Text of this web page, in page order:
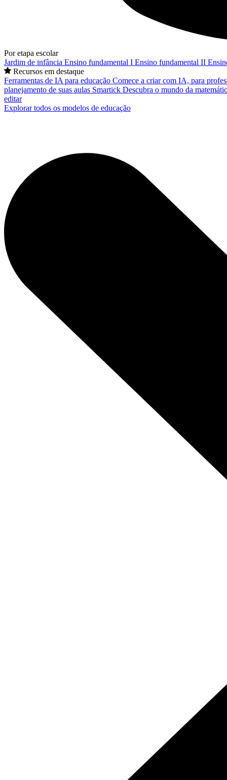
Por etapa escolar
Jardim de infância Ensino fundamental I Ensino fundamental II
Recursos em destaque
Ferramentas de IA para educação Comece a criar com IA, para
planejamento de suas aulas Smartick Descubra o mundo da
editar
Explorar todos os modelos de educação